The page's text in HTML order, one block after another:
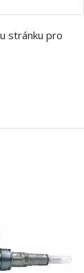
stránku pro